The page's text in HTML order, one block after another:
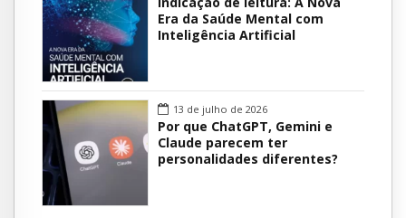
Era da Saúde Mental com
Inteligência Artificial
13 de julho de 2026
Por que ChatGPT, Gemini e
Claude parecem ter
personalidades diferentes?